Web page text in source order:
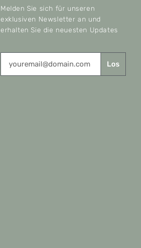
Melden Sie sich für unseren
exklusiven Newsletter an und
erhalten Sie die neuesten Updates
Los